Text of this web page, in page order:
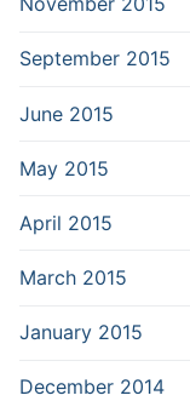
September 2015
June 2015
May 2015
April 2015
March 2015
January 2015
December 2014